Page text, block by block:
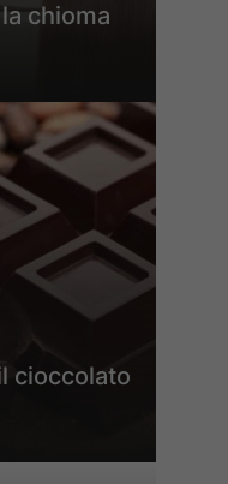
chioma
cioccolato